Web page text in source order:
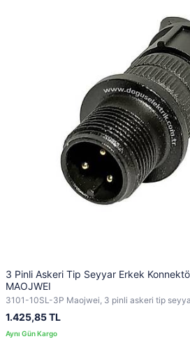
3 Pinli Askeri Tip Seyyar Erkek
MAOJWEI
3101-10SL-3P Maojwei, 3 pinli askeri tip
1.425,85 TL